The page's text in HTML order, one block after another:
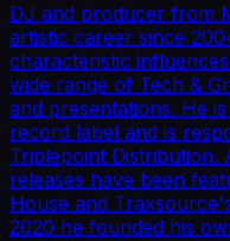
DJ and producer from
artistic career since
characteristic
wide range of Tech &
and presentations. He
record label and is
Triplepoint Distribution.
releases have been
House and
2020 he founded his